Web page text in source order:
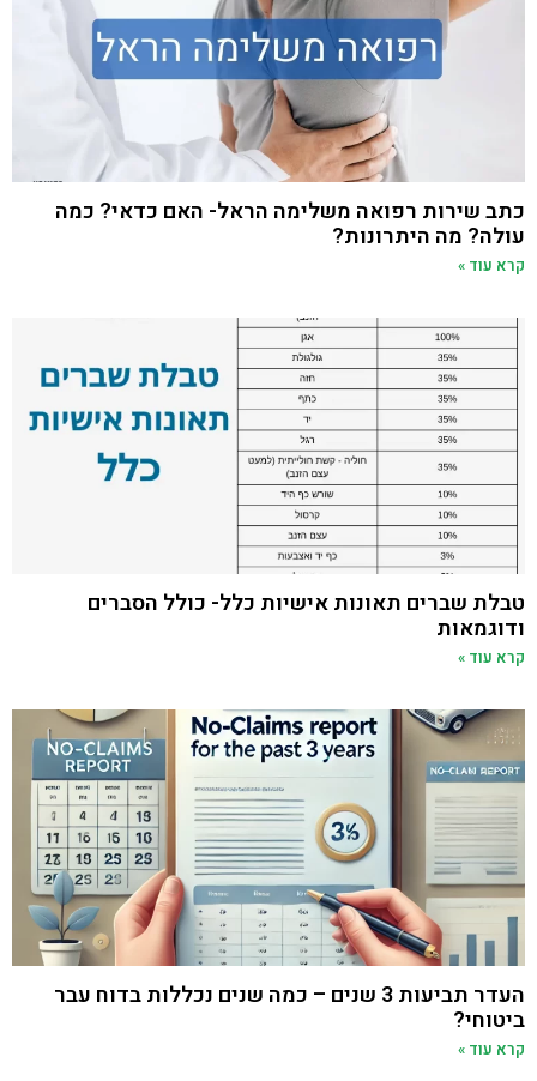
כתב שירות רפואה משלימה הראל- האם כדאי? כמה
עולה? מה היתרונות?
קרא עוד »
טבלת שברים תאונות אישיות כלל- כולל הסברים
ודוגמאות
קרא עוד »
העדר תביעות 3 שנים – כמה שנים נכללות בדוח עבר
ביטוחי?
קרא עוד »